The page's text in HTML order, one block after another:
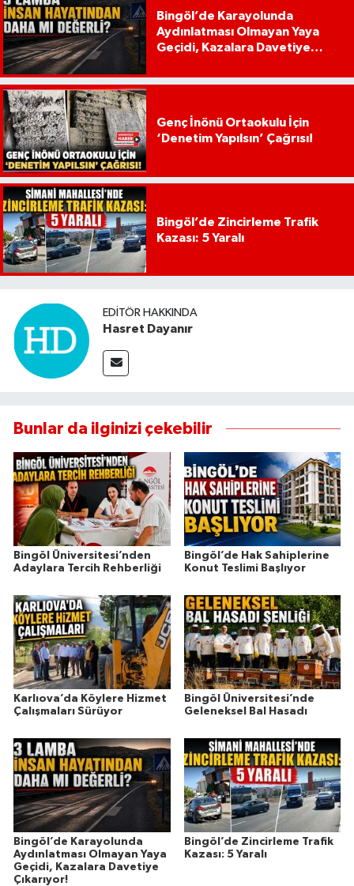
Bingöl’de Karayolunda
Aydınlatması Olmayan Yaya
Geçidi, Kazalara Davetiye
Genç İnönü Ortaokulu İçin
‘Denetim Yapılsın’ Çağrısı!
Bingöl’de Zincirleme Trafik
Kazası: 5 Yaralı
EDITÖR HAKKINDA
Hasret Dayanır
Bunlar da ilginizi çekebilir
Bingöl Üniversitesi’nden
Adaylara Tercih Rehberliği
Bingöl’de Hak Sahiplerine
Konut Teslimi Başlıyor
Karlıova’da Köylere Hizmet
Çalışmaları Sürüyor
Bingöl Üniversitesi’nde
Geleneksel Bal Hasadı
Bingöl’de Karayolunda
Aydınlatması Olmayan Yaya
Geçidi, Kazalara Davetiye
Çıkarıyor!
Bingöl’de Zincirleme Trafik
Kazası: 5 Yaralı